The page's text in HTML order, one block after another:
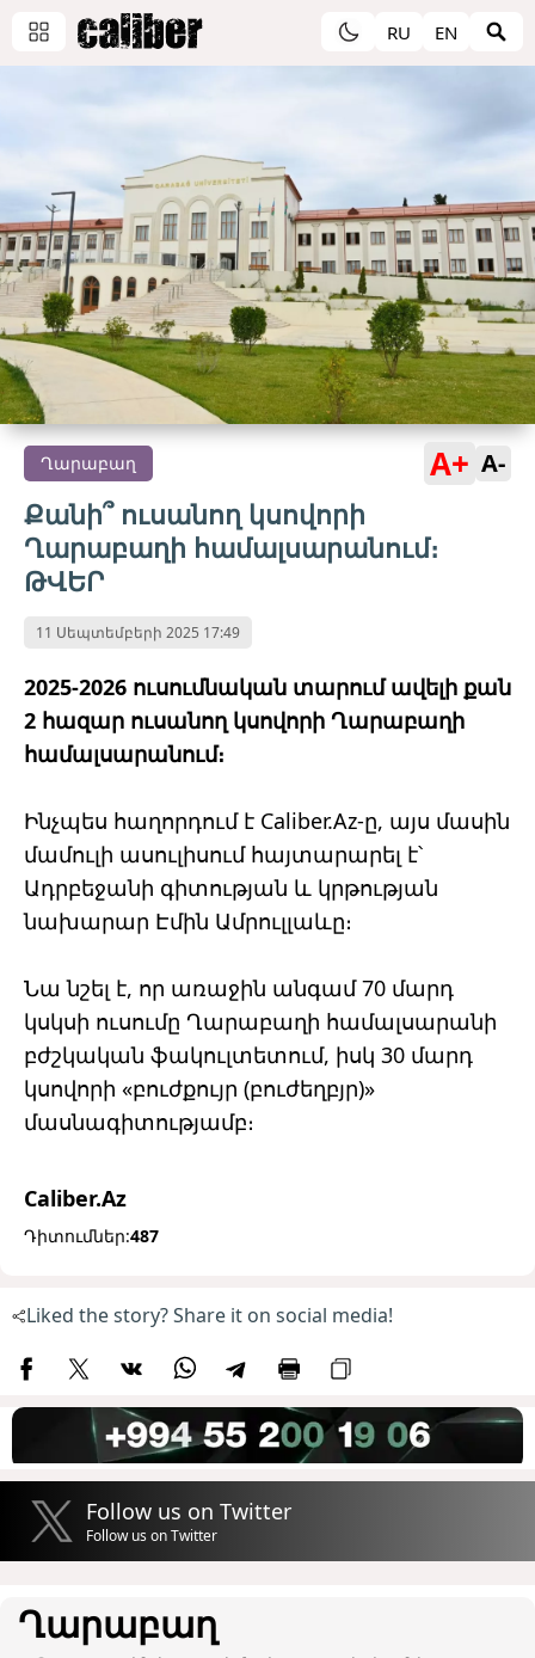
RU EN
Ղարաբաղ A+ A-
Քանի՞ ուսանող կսովորի
Ղարաբաղի համալսարանում։
ԹՎԵՐ
11 Սեպտեմբերի 2025 17:49
2025-2026 ուսումնական տարում ավելի քան
2 հազար ուսանող կսովորի Ղարաբաղի
համալսարանում։
Ինչպես հաղորդում է Caliber.Az-ը, այս մասին
մամուլի ասուլիսում հայտարարել է՝
Ադրբեջանի գիտության և կրթության
նախարար Էմին Ամրուլլաևը։
Նա նշել է, որ առաջին անգամ 70 մարդ
կսկսի ուսումը Ղարաբաղի համալսարանի
բժշկական ֆակուլտետում, իսկ 30 մարդ
կսովորի «բուժքույր (բուժեղբյր)»
մասնագիտությամբ։
Caliber.Az
Դիտումներ:487
Liked the story? Share it on social media!
Follow us on Twitter
Follow us on Twitter
Ղարաբաղ